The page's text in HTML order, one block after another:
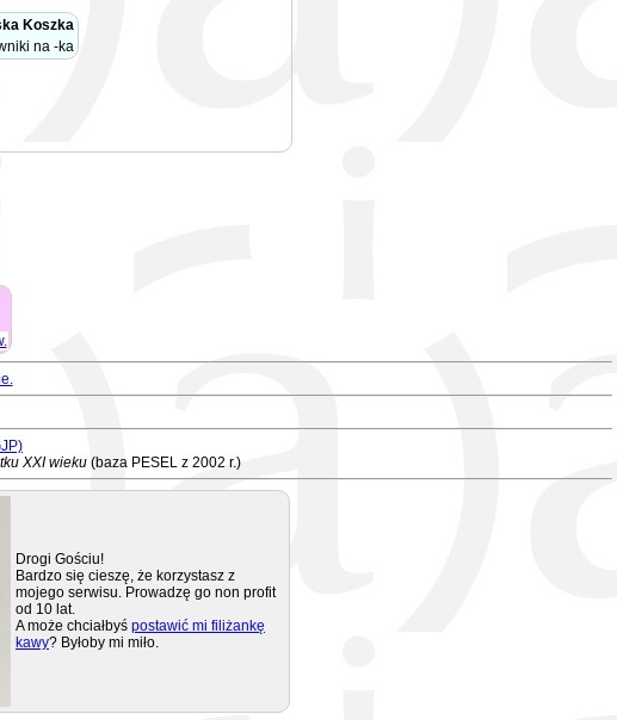
Koszka
na -ka
XXI wieku(baza PESEL z 2002 r.)
Drogi Gościu!
Bardzo się cieszę, że korzystasz z
mojego serwisu. Prowadzę go non profit
od 10 lat.
A może chciałbyś postawić mi filiżankę
kawy? Byłoby mi miło.